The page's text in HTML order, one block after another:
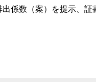
係数（案）を提示、証